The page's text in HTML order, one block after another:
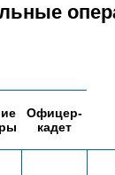
Офицер-
кадет